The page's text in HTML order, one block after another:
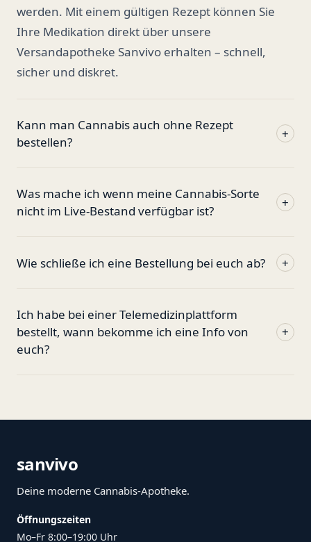
werden. Mit einem gültigen Rezept können Sie
Ihre Medikation direkt über unsere
Versandapotheke Sanvivo erhalten – schnell,
sicher und diskret.
Kann man Cannabis auch ohne Rezept
bestellen?
+
Was mache ich wenn meine Cannabis-Sorte
nicht im Live-Bestand verfügbar ist?
+
Wie schließe ich eine Bestellung bei euch ab? +
Ich habe bei einer Telemedizinplattform
bestellt, wann bekomme ich eine Info von
euch?
+
sanvivo
Deine moderne Cannabis-Apotheke.
Öffnungszeiten
Mo–Fr 8:00–19:00 Uhr